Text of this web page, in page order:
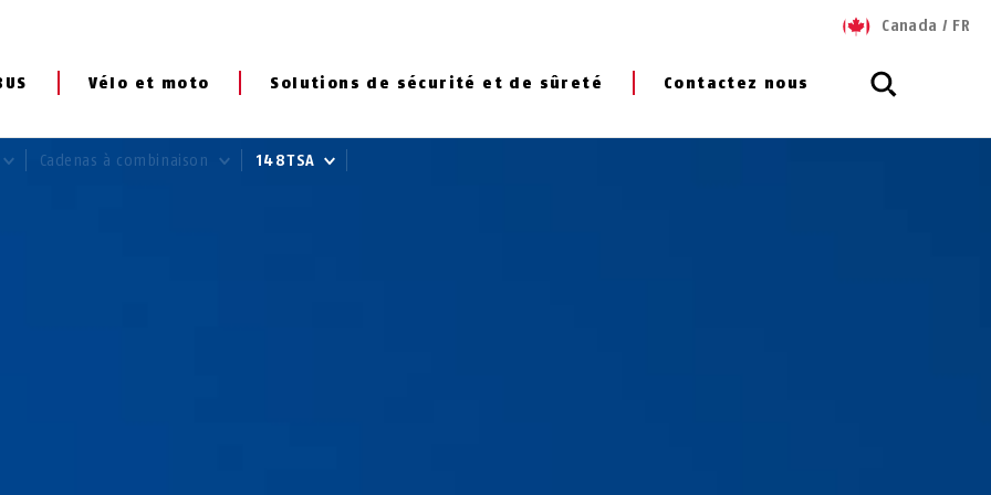
Vélo et moto Solutions de sécurité et de sûreté Contactez nous
Canada / FR
Cadenas à combinaison 148TSA